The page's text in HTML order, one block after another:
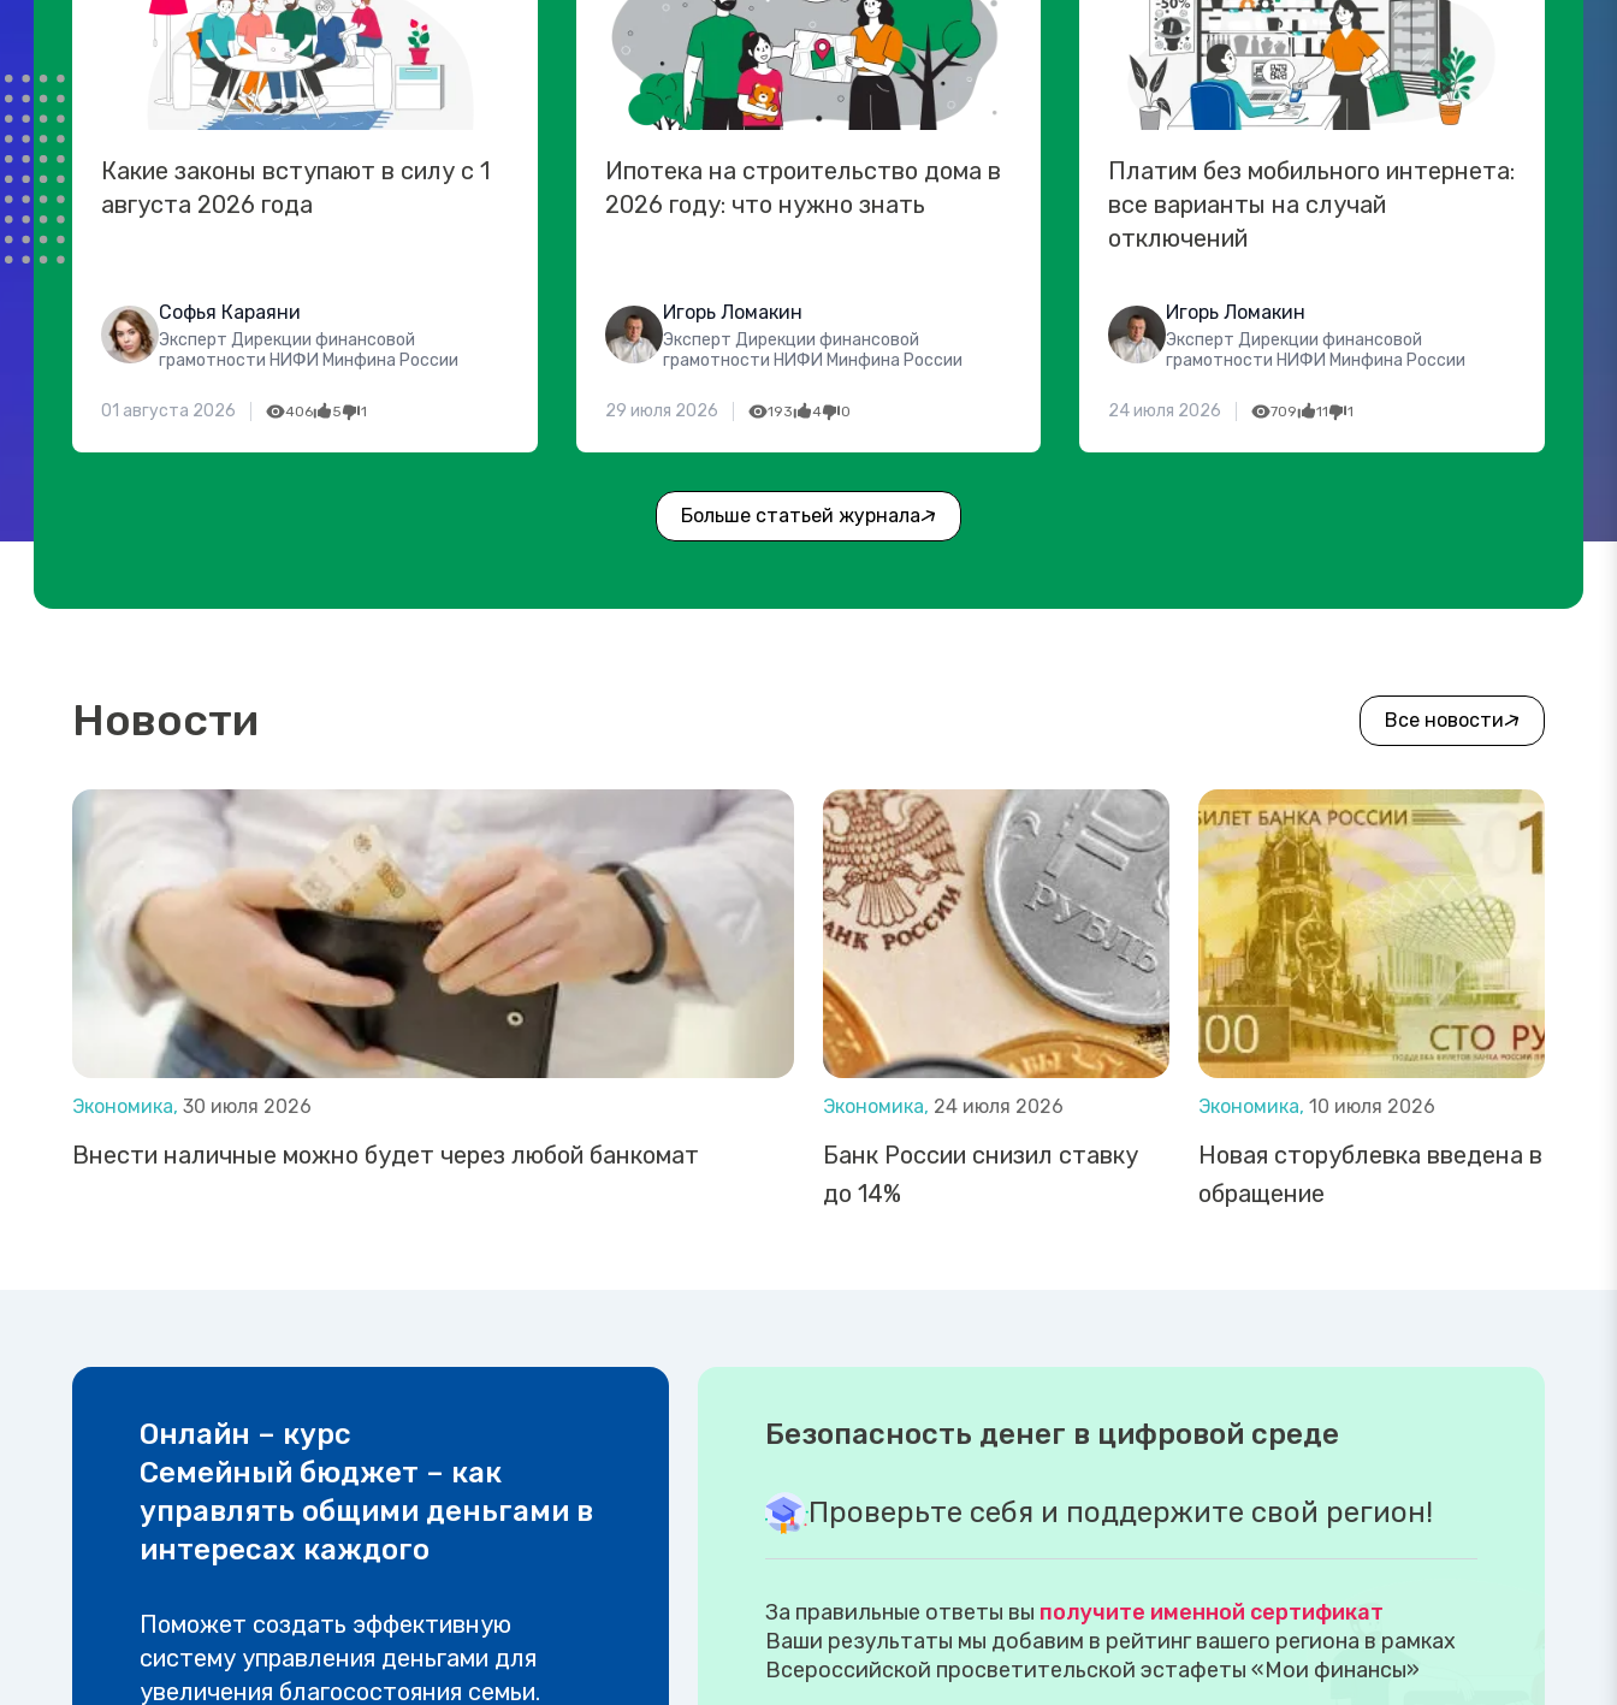
Какие законы вступают в силу с 1
августа 2026 года
Софья Караяни
Эксперт Дирекции финансовой
грамотности НИФИ Минфина России
01 августа 2026 406 5 1
Ипотека на строительство дома в
2026 году: что нужно знать
Игорь Ломакин
Эксперт Дирекции финансовой
грамотности НИФИ Минфина России
29 июля 2026 193 4 0
Платим без мобильного интернета:
все варианты на случай
отключений
Игорь Ломакин
Эксперт Дирекции финансовой
грамотности НИФИ Минфина России
24 июля 2026 709 11 1
Больше статьей журнала
Новости Все новости
Экономика, 30 июля 2026
Внести наличные можно будет через любой банкомат
Экономика, 24 июля 2026
Банк России снизил ставку
до 14%
Экономика, 10 июля 2026
Новая сторублевка введена в
обращение
Онлайн – курс
Семейный бюджет – как
управлять общими деньгами в
интересах каждого
Поможет создать эффективную
систему управления деньгами для
увеличения благосостояния семьи.
Безопасность денег в цифровой среде
Проверьте себя и поддержите свой регион!
За правильные ответы вы получите именной сертификат
Ваши результаты мы добавим в рейтинг вашего региона в рамках
Всероссийской просветительской эстафеты «Мои финансы»